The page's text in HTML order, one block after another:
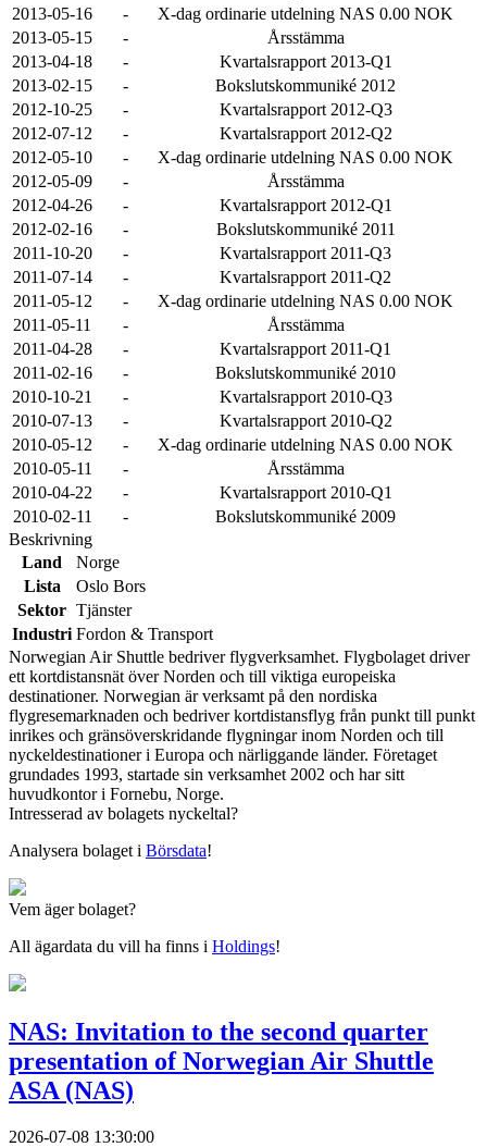
2013-05-16
-
X-dag ordinarie utdelning NAS 0.00 NOK
2013-05-15
-
Årsstämma
2013-04-18
-
Kvartalsrapport 2013-Q1
2013-02-15
-
Bokslutskommuniké 2012
2012-10-25
-
Kvartalsrapport 2012-Q3
2012-07-12
-
Kvartalsrapport 2012-Q2
2012-05-10
-
X-dag ordinarie utdelning NAS 0.00 NOK
2012-05-09
-
Årsstämma
2012-04-26
-
Kvartalsrapport 2012-Q1
2012-02-16
-
Bokslutskommuniké 2011
2011-10-20
-
Kvartalsrapport 2011-Q3
2011-07-14
-
Kvartalsrapport 2011-Q2
2011-05-12
-
X-dag ordinarie utdelning NAS 0.00 NOK
2011-05-11
-
Årsstämma
2011-04-28
-
Kvartalsrapport 2011-Q1
2011-02-16
-
Bokslutskommuniké 2010
2010-10-21
-
Kvartalsrapport 2010-Q3
2010-07-13
-
Kvartalsrapport 2010-Q2
2010-05-12
-
X-dag ordinarie utdelning NAS 0.00 NOK
2010-05-11
-
Årsstämma
2010-04-22
-
Kvartalsrapport 2010-Q1
2010-02-11
-
Bokslutskommuniké 2009
Beskrivning
Land
Norge
Lista
Oslo Bors
Sektor Tjänster
Industri Fordon & Transport
Norwegian Air Shuttle bedriver flygverksamhet. Flygbolaget driver
ett kortdistansnät över Norden och till viktiga europeiska
destinationer. Norwegian är verksamt på den nordiska
flygresemarknaden och bedriver kortdistansflyg från punkt till punkt
inrikes och gränsöverskridande flygningar inom Norden och till
nyckeldestinationer i Europa och närliggande länder. Företaget
grundades 1993, startade sin verksamhet 2002 och har sitt
huvudkontor i Fornebu, Norge.
Intresserad av bolagets nyckeltal?
Analysera bolaget i Börsdata!
Vem äger bolaget?
All ägardata du vill ha finns i Holdings!
NAS: Invitation to the second quarter
presentation of Norwegian Air Shuttle
ASA (NAS)
2026-07-08 13:30:00